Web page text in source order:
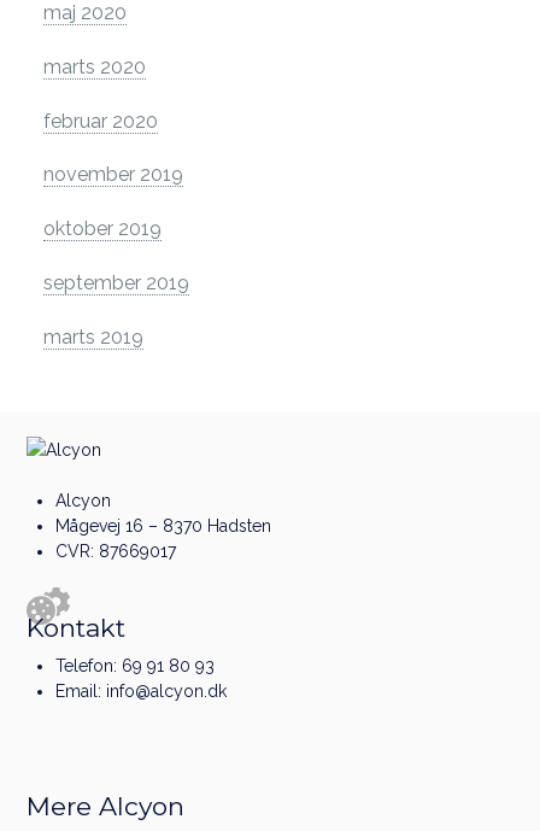
maj 2020
marts 2020
februar 2020
november 2019
oktober 2019
september 2019
marts 2019
Alcyon
Mågevej 16 – 8370 Hadsten
CVR: 87669017
Kontakt
Telefon: 69 91 80 93
Email: info@alcyon.dk
Mere Alcyon